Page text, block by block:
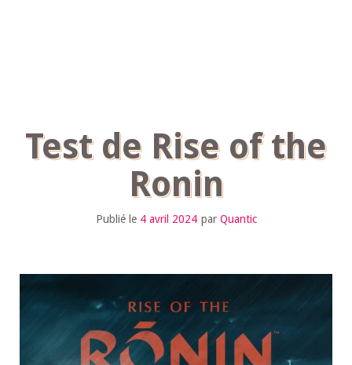
Test de Rise of the
Ronin
Publié le 4 avril 2024 par Quantic